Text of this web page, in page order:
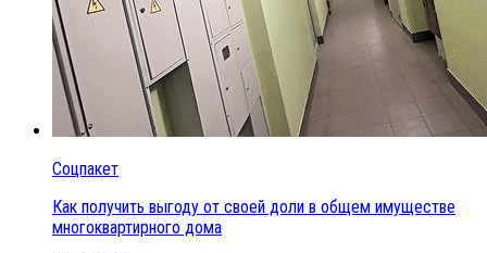
Соцпакет
Как получить выгоду от своей доли в общем имуществе
многоквартирного дома